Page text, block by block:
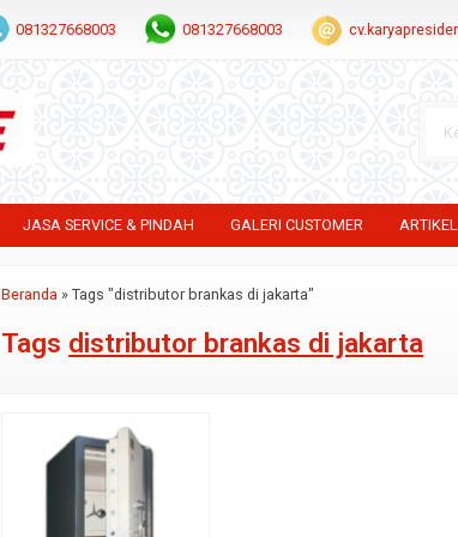
081327668003 081327668003
JASA SERVICE & PINDAH GALERI CUSTOMER ARTIKEL
Beranda »Tags "distributor brankas di jakarta"
Tags distributor brankas di jakarta